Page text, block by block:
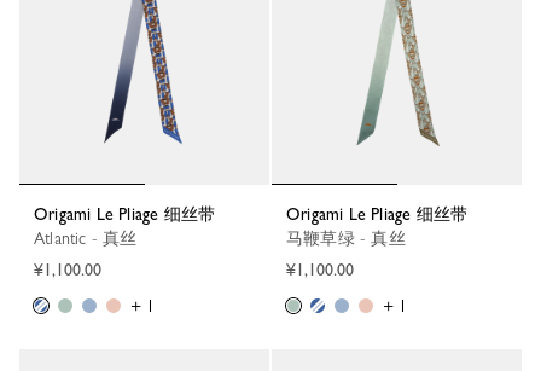
Origami Le Pliage 细丝带
Atlantic - 真丝
¥1,100.00
+ 1
Origami Le Pliage 细丝带
马鞭草绿 - 真丝
¥1,100.00
+ 1